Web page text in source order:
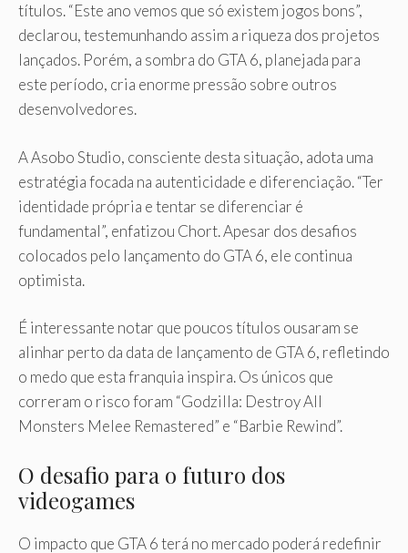
títulos. “Este ano vemos que só existem jogos bons”,
declarou, testemunhando assim a riqueza dos projetos
lançados. Porém, a sombra do GTA 6, planejada para
este período, cria enorme pressão sobre outros
desenvolvedores.
A Asobo Studio, consciente desta situação, adota uma
estratégia focada na autenticidade e diferenciação. “Ter
identidade própria e tentar se diferenciar é
fundamental”, enfatizou Chort. Apesar dos desafios
colocados pelo lançamento do GTA 6, ele continua
optimista.
É interessante notar que poucos títulos ousaram se
alinhar perto da data de lançamento de GTA 6, refletindo
o medo que esta franquia inspira. Os únicos que
correram o risco foram “Godzilla: Destroy All
Monsters Melee Remastered” e “Barbie Rewind”.
O desafio para o futuro dos
videogames
O impacto que GTA 6 terá no mercado poderá redefinir